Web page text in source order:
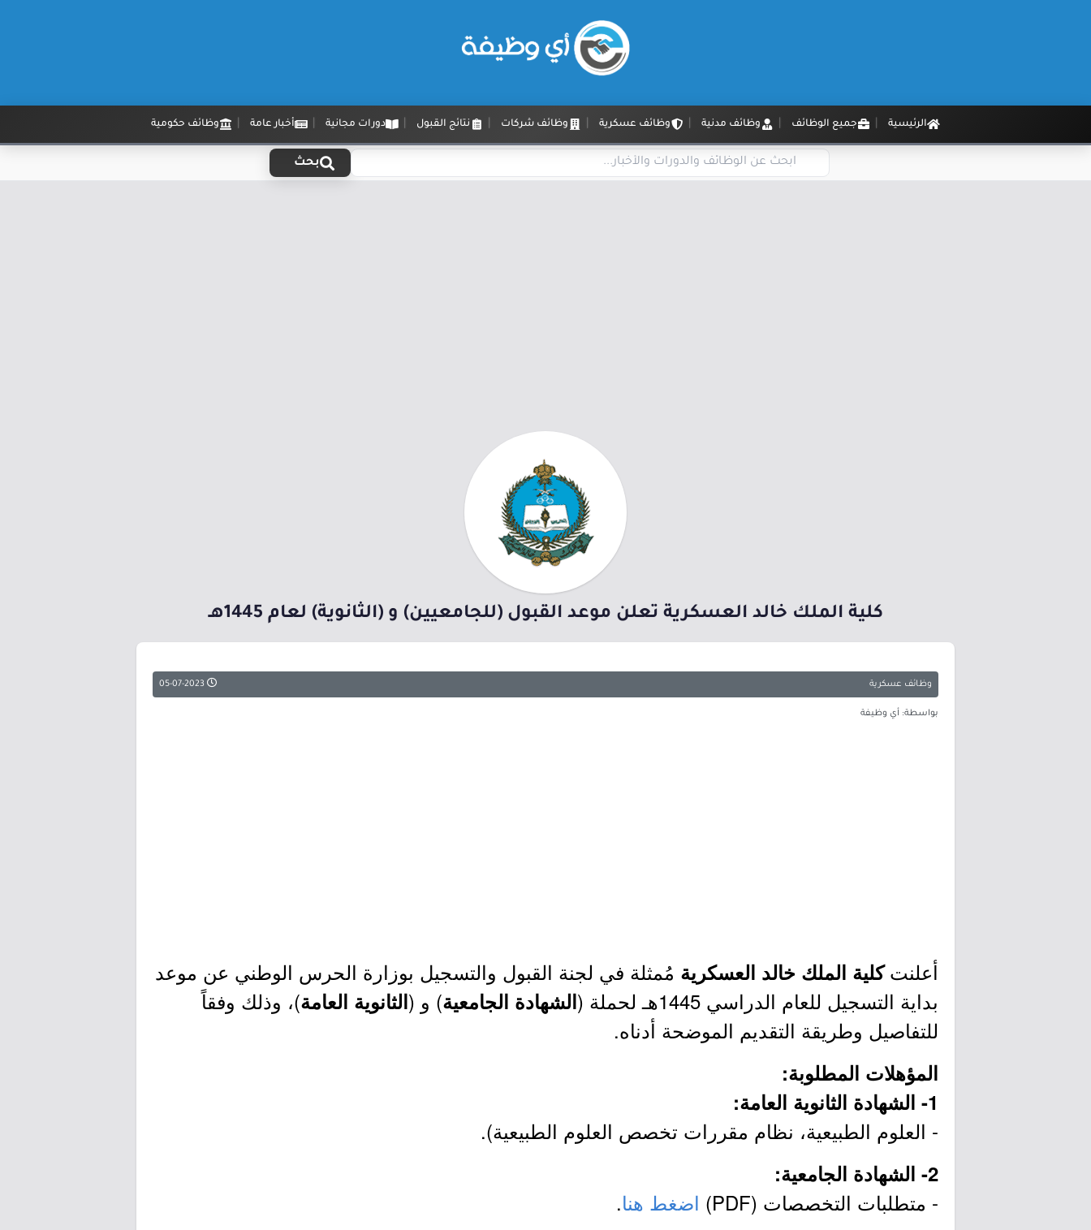
الرئيسية جميع الوظائف وظائف مدنية وظائف عسكرية وظائف شركات نتائج القبول دورات مجانية أخبار عامة وظائف حكومية
بحث
كلية الملك خالد العسكرية تعلن موعد القبول (للجامعيين) و (الثانوية) لعام 1445هـ
وظائف عسكرية
بواسطة: أي وظيفة
أعلنتكلية الملك خالد العسكرية مُمثلة في لجنة القبول والتسجيل بوزارة الحرس الوطني عن موعد
بداية التسجيل للعام الدراسي 1445هـ لحملة (
الشهادة الجامعية) و (الثانوية العامة)، وذلك وفقاً
للتفاصيل وطريقة التقديم الموضحة أدناه.
المؤهلات المطلوبة:
1- الشهادة الثانوية العامة:
- العلوم الطبيعية، نظام مقررات تخصص العلوم الطبيعية).
2- الشهادة الجامعية:
- متطلبات التخصصات (PDF) اضغط هنا.